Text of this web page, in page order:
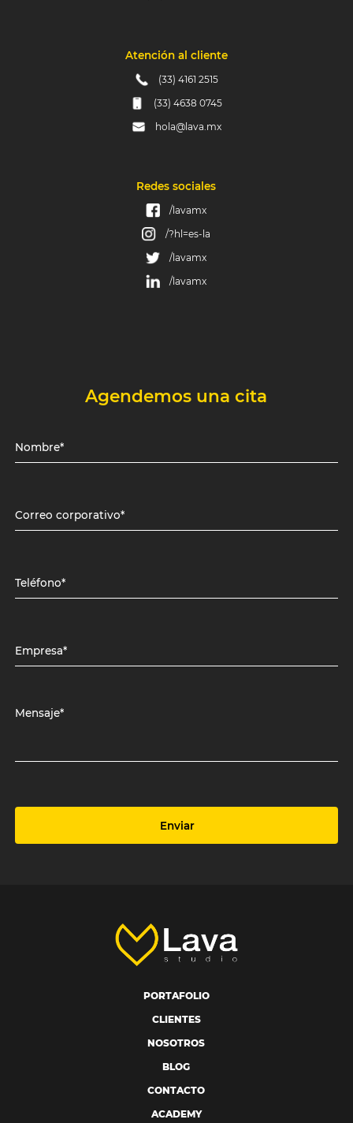
Atención al cliente
(33) 4161 2515
(33) 4638 0745
hola@lava.mx
Redes sociales
/lavamx
/?hl=es-la
/lavamx
/lavamx
Agendemos una cita
Nombre*
Correo corporativo*
Teléfono*
Empresa*
Mensaje*
Enviar
PORTAFOLIO
CLIENTES
NOSOTROS
BLOG
CONTACTO
ACADEMY